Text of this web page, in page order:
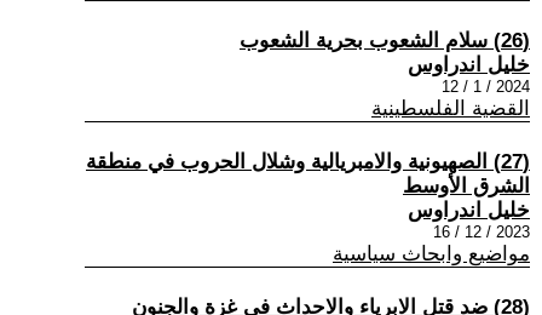
(26) سلام الشعوب بحرية الشعوب
خليل اندراوس
2024 / 1 / 12
القضية الفلسطينية
(27) الصهيونية والامبريالية وشلال الحروب في منطقة
الشرق الأوسط
خليل اندراوس
2023 / 12 / 16
مواضيع وابحاث سياسية
(28) ضد قتل الابرياء والاحداث في غزة والجنون